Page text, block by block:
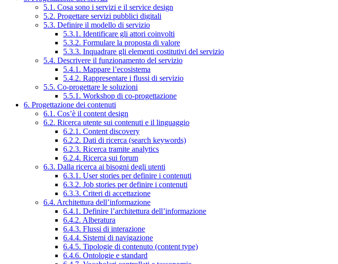
5.1. Cosa sono i servizi e il service design
5.2. Progettare servizi pubblici digitali
5.3. Definire il modello di servizio
5.3.1. Identificare gli attori coinvolti
5.3.2. Formulare la proposta di valore
5.3.3. Inquadrare gli elementi costitutivi del servizio
5.4. Descrivere il funzionamento del servizio
5.4.1. Mappare l’ecosistema
5.4.2. Rappresentare i flussi di servizio
5.5. Co-progettare le soluzioni
5.5.1. Workshop di co-progettazione
6. Progettazione dei contenuti
6.1. Cos’è il content design
6.2. Ricerca utente sui contenuti e il linguaggio
6.2.1. Content discovery
6.2.2. Dati di ricerca (search keywords)
6.2.3. Ricerca tramite analytics
6.2.4. Ricerca sui forum
6.3. Dalla ricerca ai bisogni degli utenti
6.3.1. User stories per definire i contenuti
6.3.2. Job stories per definire i contenuti
6.3.3. Criteri di accettazione
6.4. Architettura dell’informazione
6.4.1. Definire l’architettura dell’informazione
6.4.2. Alberatura
6.4.3. Flussi di interazione
6.4.4. Sistemi di navigazione
6.4.5. Tipologie di contenuto (content type)
6.4.6. Ontologie e standard